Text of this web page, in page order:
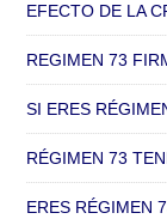
EFECTO DE LA
REGIMEN 73
SI ERES
RÉGIMEN 73
ERES RÉGIMEN